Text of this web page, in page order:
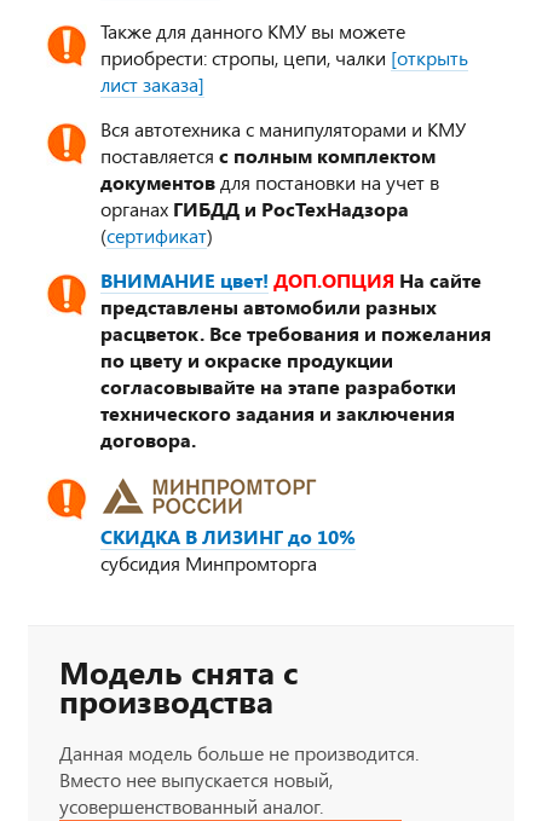
Также для данного КМУ вы можете
приобрести: стропы, цепи, чалки [открыть
лист заказа]
Вся автотехника с манипуляторами и КМУ
поставляется с полным комплектом
документов для постановки на учет в
органах ГИБДД и РосТехНадзора
(сертификат)
ВНИМАНИЕ цвет! ДОП.ОПЦИЯ На сайте
представлены автомобили разных
расцветок. Все требования и пожелания
по цвету и окраске продукции
согласовывайте на этапе разработки
технического задания и заключения
договора.
СКИДКА В ЛИЗИНГ до 10%
субсидия Минпромторга
Модель снята с
производства
Данная модель больше не производится.
Вместо нее выпускается новый,
усовершенствованный аналог.